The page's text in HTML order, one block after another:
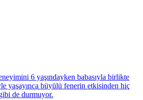
6 yaşındayken babasıyla birlikte
yaşayınca büyülü fenerin etkisinden hiç
de durmuyor.